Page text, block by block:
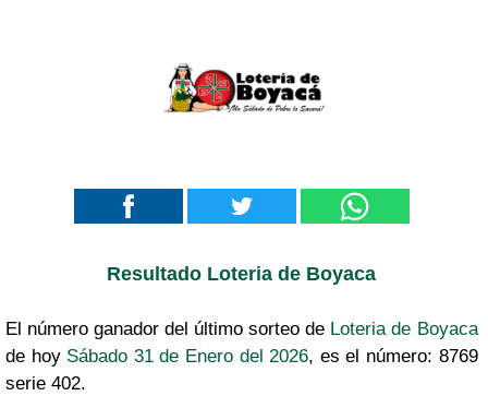
Resultado Loteria de Boyaca
El número ganador del último sorteo de Loteria de Boyaca
de hoy Sábado 31 de Enero del 2026, es el número: 8769
serie 402.